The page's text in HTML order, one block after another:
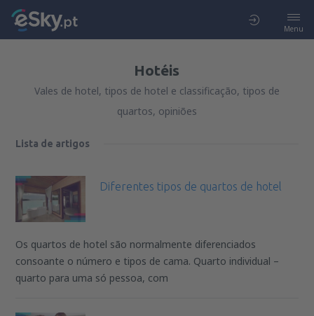
Menu
Hotéis
Vales de hotel, tipos de hotel e classificação, tipos de
quartos, opiniões
Lista de artigos
Diferentes tipos de quartos de hotel
Os quartos de hotel são normalmente diferenciados
consoante o número e tipos de cama. Quarto individual –
quarto para uma só pessoa, com